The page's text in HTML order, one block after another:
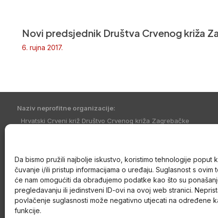
Da bismo pružili najbolje iskustvo, koristimo tehnologije poput
čuvanje i/ili pristup informacijama o uređaju. Suglasnost s ovim
će nam omogućiti da obrađujemo podatke kao što su
pregledavanju ili jedinstveni ID-ovi na ovoj web stranici.
povlačenje suglasnosti može negativno utjecati na određene
funkcije.
Novi predsjednik Društva Crvenog križa
6. rujna 2017.
Naziv neprofitne organizacije:
Hrvatski Crveni križ Društvo Crvenog križa Zagrebačke
DCK Zagrebačke županije
Adresa:
Savke Dabčević Kučar 6
10430 Samobor